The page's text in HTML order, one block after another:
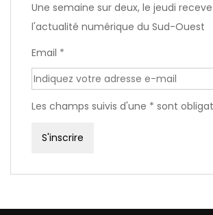
Une semaine sur deux, le jeudi
l'actualité numérique du Sud-Ouest
Email *
Les champs suivis d'une * sont